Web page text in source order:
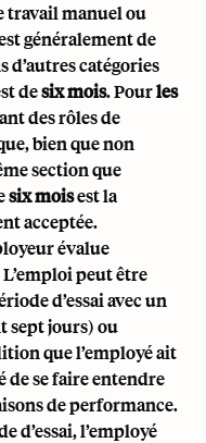
travail manuel ou
généralement de
d’autres catégories
desix mois. Pourles
des rôles de
bien que non
section que
six moisest la
acceptée.
évalue
peut être
d’essai avec un
sept jours) ou
que l’employé ait
de se faire entendre
de performance.
d’essai, l’employé